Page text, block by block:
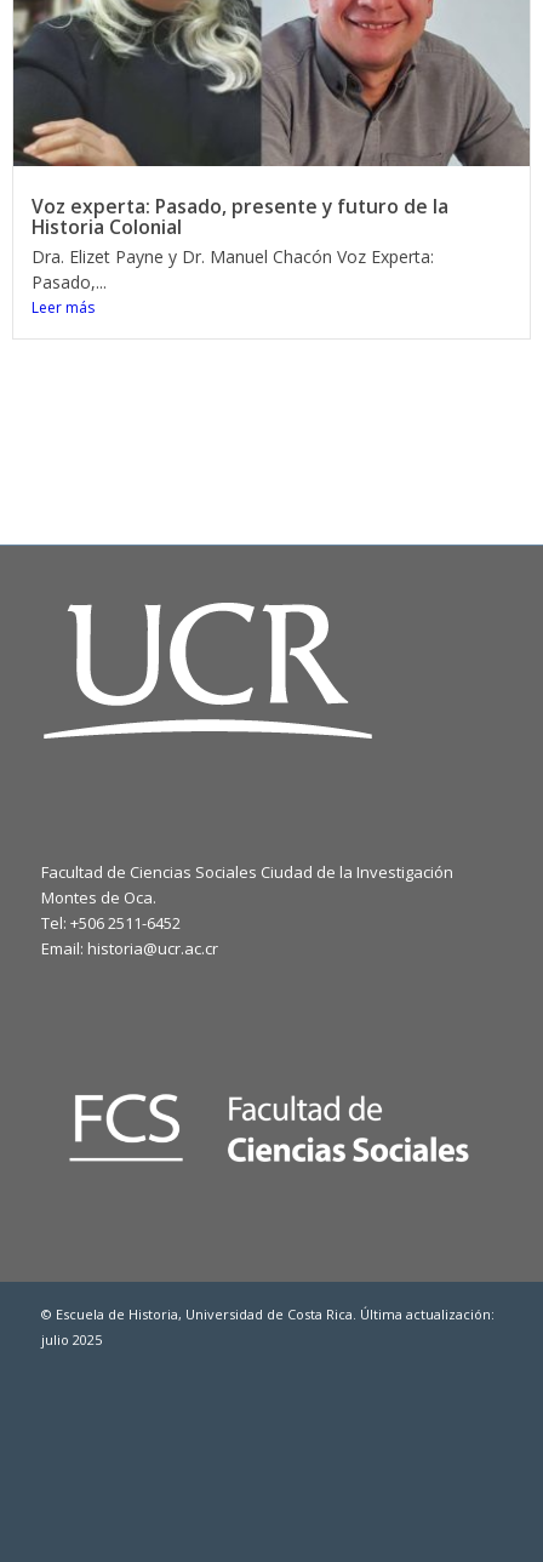
Voz experta: Pasado, presente y futuro de la
Historia Colonial
Dra. Elizet Payne y Dr. Manuel Chacón Voz Experta:
Pasado,...
Leer más
Facultad de Ciencias Sociales Ciudad de la Investigación
Montes de Oca.
Tel: +506 2511-6452
Email: historia@ucr.ac.cr
© Escuela de Historia, Universidad de Costa Rica. Última actualización:
julio 2025